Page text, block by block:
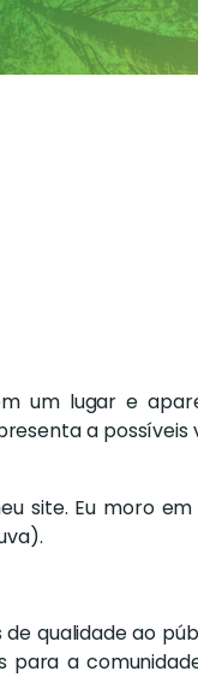
um lugar e
a possíveis
site. Eu moro em
qualidade ao
para a